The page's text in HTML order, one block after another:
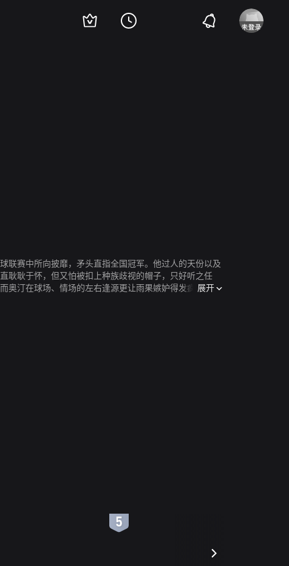
联赛中所向披靡，矛头直指全国冠军。他过人的天份以及
耿耿于怀，但又怕被扣上种族歧视的帽子，只好听之任
奥汀在球场、情场的左右逢源更让雨果嫉妒得发疯，失去
展开